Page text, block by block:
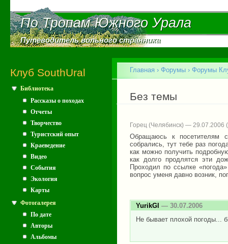
По Тропам Южного Урала
По Тропам Южного Урала
Путеводитель вольного странника
Путеводитель вольного странника
Клуб SouthUral
Библиотека
Рассказы о походах
Отчеты
Творчество
Туристский опыт
Краеведение
Видео
События
Экология
Карты
Фотогалерея
По дате
Авторы
Альбомы
Вы здесь
Главная › Форумы › Форумы
Без темы
Горец (Челябинск) — 29.07.2006
Обращаюсь к посетителям
собрались, тут тебе раз
как можно получить
как долго продлятся эти
Проходил по ссылке
вопрос уменя давно возник,
YurikGl — 30.07.2006
Не бывает плохой погоды...